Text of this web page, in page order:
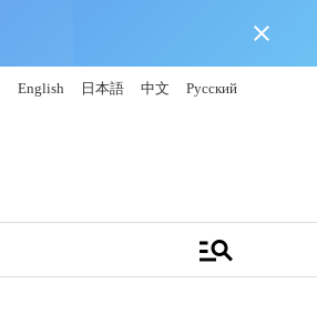
close
English 日本語 中文 Русский
manage_search